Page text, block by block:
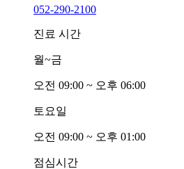
052-290-2100
진료 시간
월~금
오전 09:00 ~ 오후 06:00
토요일
오전 09:00 ~ 오후 01:00
점심시간